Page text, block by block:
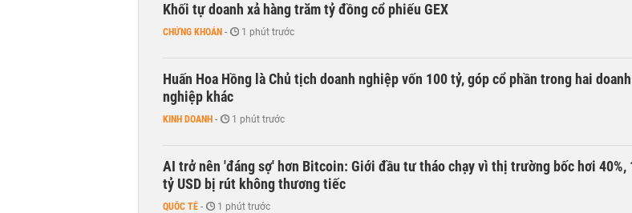
Khối tự doanh xả hàng trăm tỷ đồng cổ phiếu GEX
CHỨNG KHOÁN - 1 phút trước
Huấn Hoa Hồng là Chủ tịch doanh nghiệp vốn 100 tỷ, góp cổ phần trong hai doanh
nghiệp khác
KINH DOANH - 1 phút trước
AI trở nên 'đáng sợ' hơn Bitcoin: Giới đầu tư tháo chạy vì thị trường bốc hơi 40%,
tỷ USD bị rút không thương tiếc
QUỐC TẾ - 1 phút trước